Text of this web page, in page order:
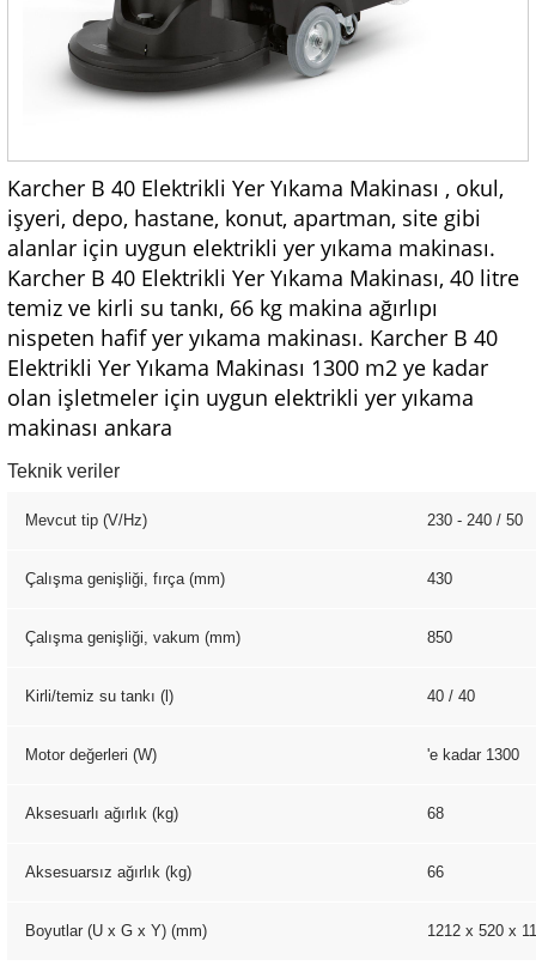
Karcher B 40 Elektrikli Yer Yıkama Makinası , okul,
işyeri, depo, hastane, konut, apartman, site gibi
alanlar için uygun elektrikli yer yıkama makinası.
Karcher B 40 Elektrikli Yer Yıkama Makinası, 40 litre
temiz ve kirli su tankı, 66 kg makina ağırlıpı
nispeten hafif yer yıkama makinası. Karcher B 40
Elektrikli Yer Yıkama Makinası 1300 m2 ye kadar
olan işletmeler için uygun elektrikli yer yıkama
makinası ankara
Teknik veriler
Mevcut tip (V/Hz) 230 - 240 / 50
Çalışma genişliği, fırça (mm) 430
Çalışma genişliği, vakum (mm) 850
Kirli/temiz su tankı (l) 40 / 40
Motor değerleri (W) 'e kadar 1300
Aksesuarlı ağırlık (kg) 68
Aksesuarsız ağırlık (kg) 66
Boyutlar (U x G x Y) (mm) 1212 x 520 x